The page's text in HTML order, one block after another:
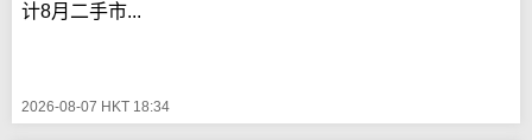
计8月二手市...
2026-08-07 HKT 18:34